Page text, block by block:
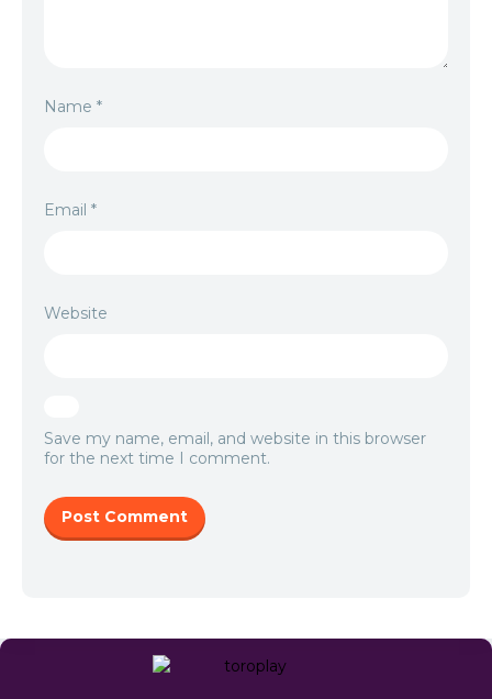
Name *
Email *
Website
Save my name, email, and website in this browser
for the next time I comment.